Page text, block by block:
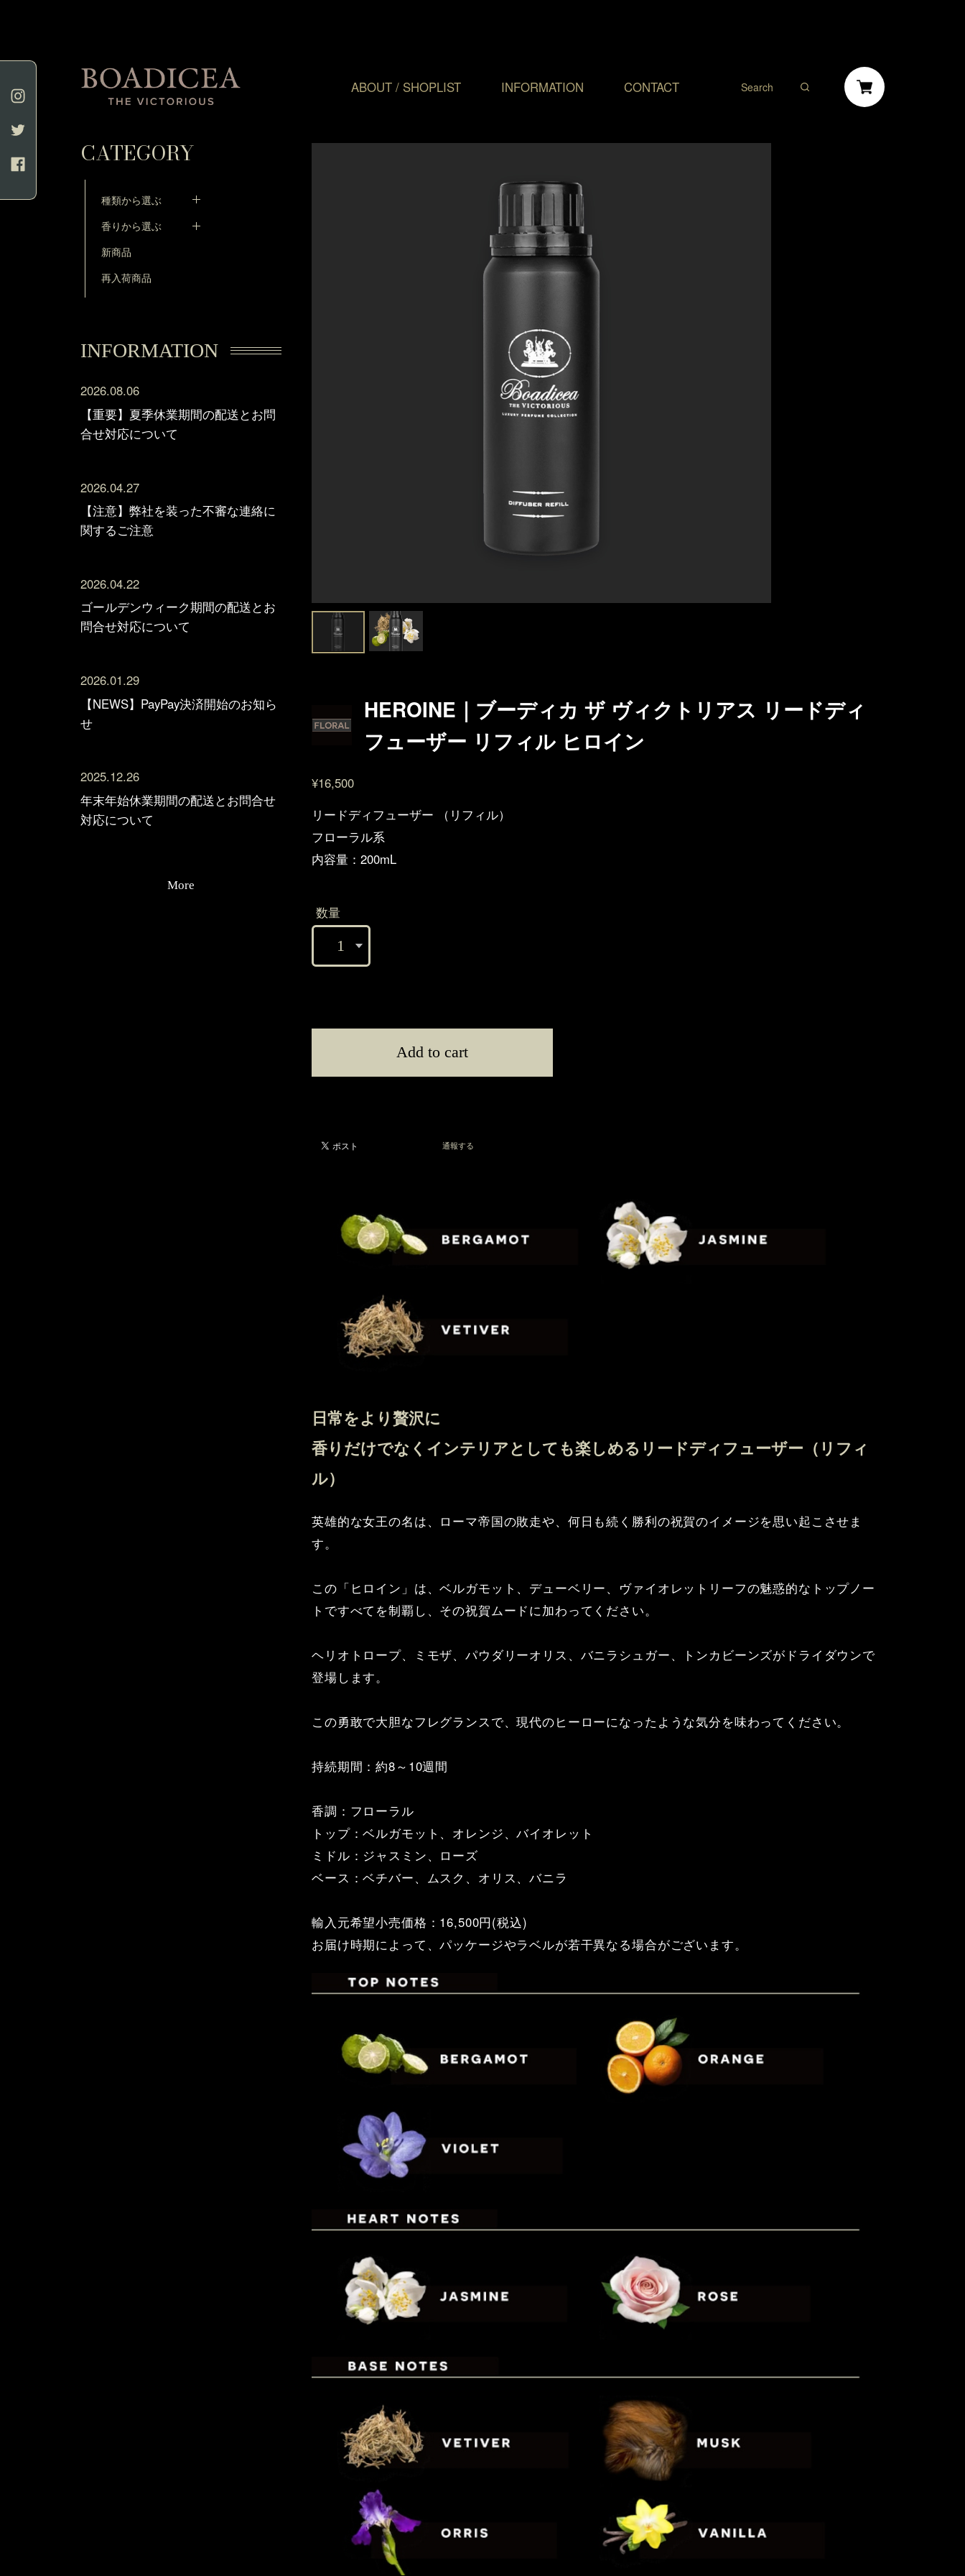
ABOUT / SHOPLIST INFORMATION CONTACT
HEROINE｜ブーディカ ザ ヴィクトリアス リードディ
フューザー リフィル ヒロイン
¥16,500
リードディフューザー （リフィル）
フローラル系
内容量：200mL
数量
Add to cart
日本国内にお住まいの方向け
通報する
日常をより贅沢に
香りだけでなくインテリアとしても楽しめるリードディフューザー（リフィ
ル）
英雄的な女王の名は、ローマ帝国の敗走や、何日も続く勝利の祝賀のイメージを思い起こさせま
す。
この「ヒロイン」は、ベルガモット、デューベリー、ヴァイオレットリーフの魅惑的なトップノー
トですべてを制覇し、その祝賀ムードに加わってください。
ヘリオトロープ、ミモザ、パウダリーオリス、バニラシュガー、トンカビーンズがドライダウンで
登場します。
この勇敢で大胆なフレグランスで、現代のヒーローになったような気分を味わってください。
持続期間：約8～10週間
香調：フローラル
トップ：ベルガモット、オレンジ、バイオレット
ミドル：ジャスミン、ローズ
ベース：ベチバー、ムスク、オリス、バニラ
輸入元希望小売価格：16,500円(税込)
お届け時期によって、パッケージやラベルが若干異なる場合がございます。
CATEGORY
種類から選ぶ
香りから選ぶ
新商品
再入荷商品
INFORMATION
2026.08.06
【重要】夏季休業期間の配送とお問
合せ対応について
2026.04.27
【注意】弊社を装った不審な連絡に
関するご注意
2026.04.22
ゴールデンウィーク期間の配送とお
問合せ対応について
2026.01.29
【NEWS】PayPay決済開始のお知ら
せ
2025.12.26
年末年始休業期間の配送とお問合せ
対応について
More